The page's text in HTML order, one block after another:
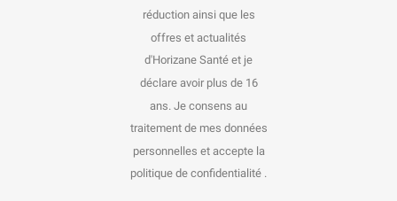
réduction ainsi que les
offres et actualités
d'Horizane Santé et je
déclare avoir plus de 16
ans. Je consens au
traitement de mes données
personnelles et accepte la
politique de confidentialité .